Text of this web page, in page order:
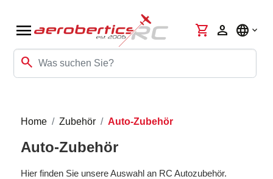
menu
search
shopping_cart person language
Home Zubehör Auto-Zubehör
Auto-Zubehör
Hier finden Sie unsere Auswahl an RC Autozubehör.